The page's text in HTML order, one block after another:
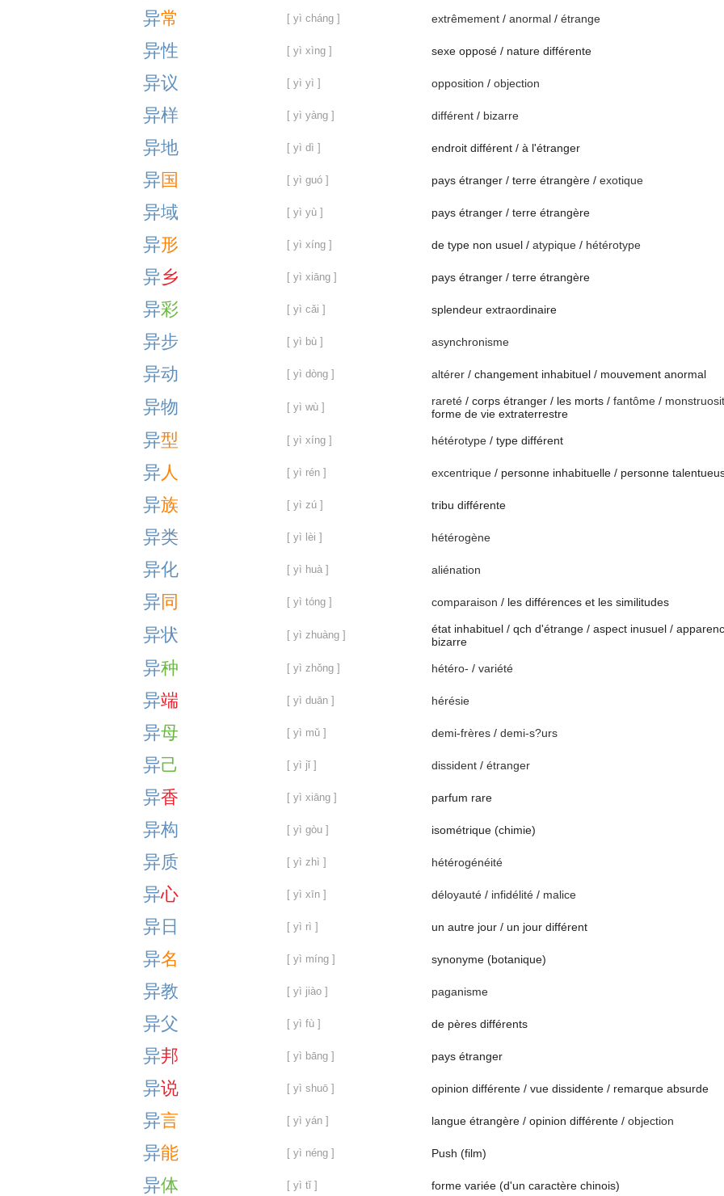
异常 [ yì cháng ] extrêmement / anormal / étrange
异性 [ yì xìng ] sexe opposé / nature différente
异议 [ yì yì ] opposition / objection
异样 [ yì yàng ] différent / bizarre
异地 [ yì dì ] endroit différent / à l'étranger
异国 [ yì guó ] pays étranger / terre étrangère / exotique
异域 [ yì yù ] pays étranger / terre étrangère
异形 [ yì xíng ] de type non usuel / atypique / hétérotype
异乡 [ yì xiāng ] pays étranger / terre étrangère
异彩 [ yì cǎi ] splendeur extraordinaire
异步 [ yì bù ] asynchronisme
异动 [ yì dòng ] altérer / changement inhabituel / mouvement anormal
异物 [ yì wù ] rareté / corps étranger / les morts / fantôme /
forme de vie extraterrestre
异型 [ yì xíng ] hétérotype / type différent
异人 [ yì rén ] excentrique / personne inhabituelle / personne
异族 [ yì zú ] tribu différente
异类 [ yì lèi ] hétérogène
异化 [ yì huà ] aliénation
异同 [ yì tóng ] comparaison / les différences et les similitudes
异状 [ yì zhuàng ]
état inhabituel / qch d'étrange / aspect inusuel /
bizarre
异种 [ yì zhǒng ] hétéro- / variété
异端 [ yì duān ] hérésie
异母 [ yì mǔ ] demi-frères / demi-s?urs
异己 [ yì jǐ ] dissident / étranger
异香 [ yì xiāng ] parfum rare
异构 [ yì gòu ] isométrique (chimie)
异质 [ yì zhì ] hétérogénéité
异心 [ yì xīn ] déloyauté / infidélité / malice
异 日 [ yì rì ] un autre jour / un jour différent
异名 [ yì míng ] synonyme (botanique)
异教 [ yì jiào ] paganisme
异父 [ yì fù ] de pères différents
异邦 [ yì bāng ] pays étranger
异说 [ yì shuō ] opinion différente / vue dissidente / remarque absurde
异言 [ yì yán ] langue étrangère / opinion différente / objection
异能 [ yì néng ] Push (film)
异体 [ yì tǐ ] forme variée (d'un caractère chinois)